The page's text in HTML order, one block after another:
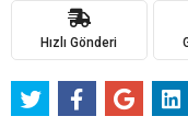
Hızlı Gönderi